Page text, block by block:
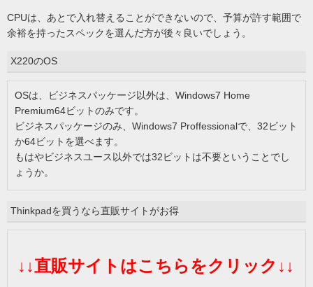
CPUは、あとで入れ替えることができないので、予算が許す範囲で
余裕を持ったスペックを選んだ方が後々良いでしょう。
X220のOS
OSは、ビジネスパッケージ以外は、Windows7 Home
Premium64ビットのみです。
ビジネスパッケージのみ、Windows7 Proffessionalで、32ビット
か64ビットを選べます。
もはやビジネスユース以外では32ビットは不要ということでし
ょうか。
Thinkpadを買うなら直販サイトがお得
↓↓直販サイトはこちらをクリック↓↓